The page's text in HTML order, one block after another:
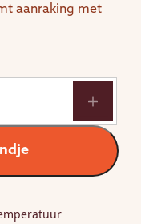
aanraking met